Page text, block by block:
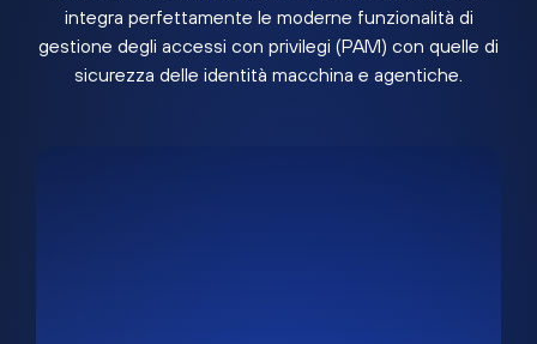
integra perfettamente le moderne funzionalità di
gestione degli accessi con privilegi (PAM) con quelle di
sicurezza delle identità macchina e agentiche.